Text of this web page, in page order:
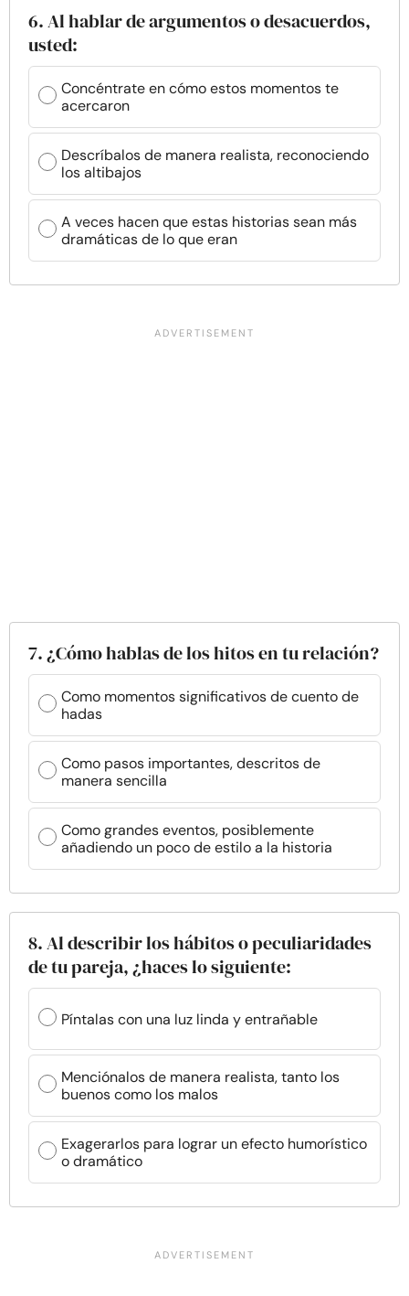
6. Al hablar de argumentos o desacuerdos,
usted:
Concéntrate en cómo estos momentos te
acercaron
Descríbalos de manera realista, reconociendo
los altibajos
A veces hacen que estas historias sean más
dramáticas de lo que eran
7. ¿Cómo hablas de los hitos en tu relación?
Como momentos significativos de cuento de
hadas
Como pasos importantes, descritos de
manera sencilla
Como grandes eventos, posiblemente
añadiendo un poco de estilo a la historia
8. Al describir los hábitos o peculiaridades
de tu pareja, ¿haces lo siguiente:
Píntalas con una luz linda y entrañable
Menciónalos de manera realista, tanto los
buenos como los malos
Exagerarlos para lograr un efecto humorístico
o dramático